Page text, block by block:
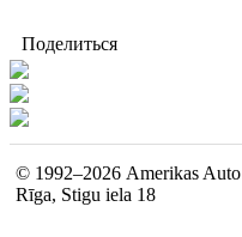
Поделиться
© 1992–2026 Amerikas Auto
Rīga, Stigu iela 18